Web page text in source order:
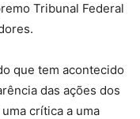
Tribunal Federal
que tem acontecido
das ações dos
crítica a uma